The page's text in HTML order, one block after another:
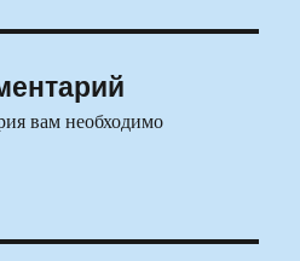
вам необходимо